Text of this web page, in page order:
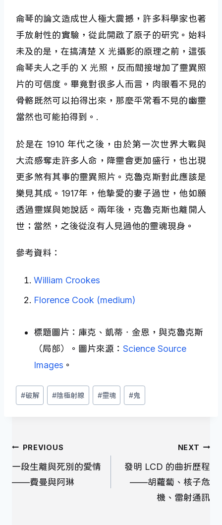
侖琴的論文造成世人極大震撼，許多科學家也著
手放射性的實驗，從此開啟了原子的研究。始料
未及的是，在搞清楚 X 光攝影的原理之前，這張
侖琴夫人之手的 X 光照，反而間接增加了靈異照
片的可信度。畢竟對很多人而言，肉眼看不見的
骨骼既然可以拍得出來，那麼平常看不見的幽靈
當然也可能拍得到。.
於是在 1910 年代之後，由於第一次世界大戰與
大流感奪走許多人命，降靈會更加盛行，也出現
更多煞有其事的靈異照片。克魯克斯對此應該是
樂見其成。1917年，他摯愛的妻子過世，他如願
透過靈媒與她說話。兩年後，克魯克斯也離開人
世；當然，之後從沒有人見過他的靈魂現身。
參考資料：
William Crookes
Florence Cook (medium)
標題圖片：庫克、凱蒂．金恩，與克魯克斯
（局部）。圖片來源： Science Source
Images 。
Post
Tags:
#破解 #陰極射線 #靈魂 #鬼
文
章
導
PREVIOUS
一段生離與死別的愛情
——費曼與阿琳
NEXT
發明 LCD 的曲折歷程
——胡蘿蔔、核子危
機、雷射通訊